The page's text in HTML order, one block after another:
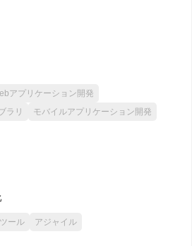
アプリケーション開発
ラリ
モバイルアプリケーション開発
ール アジャイル